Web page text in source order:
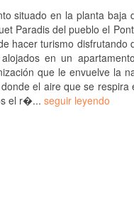
situado en la planta baja
Paradis del pueblo el
hacer turismo disfrutando
en un
que le envuelve la
el aire que se respira
el r�... seguir leyendo